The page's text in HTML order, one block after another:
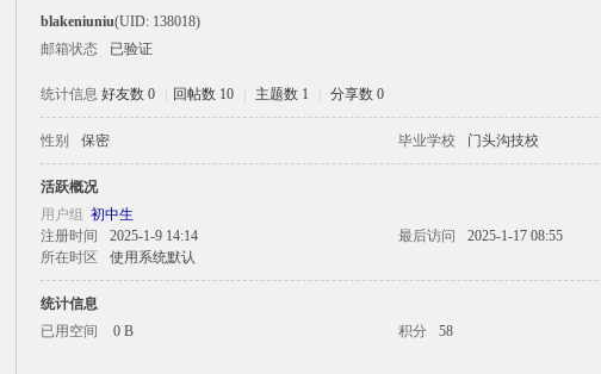
blakeniuniu(UID: 138018)
邮箱状态
已验证
统计信息 好友数 0 回帖数 10 主题数 1 分享数 0
性别 保密 毕业学校 门头沟技校
活跃概况
用户组初中生
注册时间
2025-1-9 14:14 最后访问 2025-1-17 08:55
所在时区
使用系统默认
统计信息
已用空间
0 B 积分 58